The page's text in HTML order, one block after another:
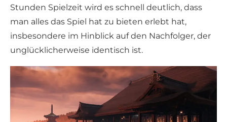
Stunden Spielzeit wird es schnell deutlich, dass
man alles das Spiel hat zu bieten erlebt hat,
insbesondere im Hinblick auf den Nachfolger, der
unglücklicherweise identisch ist.